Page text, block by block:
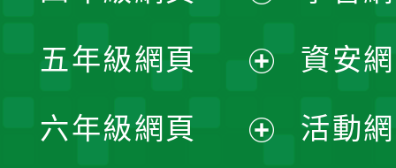
單
開
選
單
開
選
五年級網頁
開
六年級網頁
資安
活動